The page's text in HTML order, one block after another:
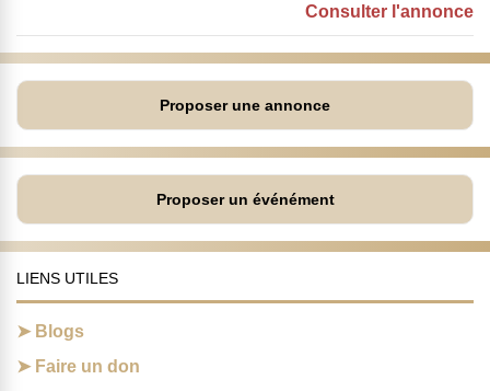
Consulter l'annonce
Proposer une annonce
Proposer un événément
LIENS UTILES
Blogs
Faire un don